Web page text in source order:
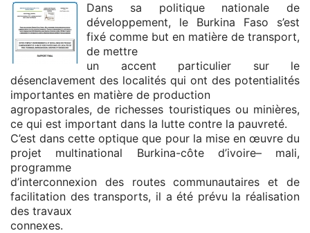
Dans sa politique nationale de
développement, le Burkina Faso s’est
fixé comme but en matière de transport,
de mettre
un accent particulier sur le
désenclavement des localités qui ont des potentialités
importantes en matière de production
agropastorales, de richesses touristiques ou minières,
ce qui est important dans la lutte contre la pauvreté.
C’est dans cette optique que pour la mise en œuvre du
projet multinational Burkina-côte d’ivoire– mali,
programme
d’interconnexion des routes communautaires et de
facilitation des transports, il a été prévu la réalisation
des travaux
connexes.